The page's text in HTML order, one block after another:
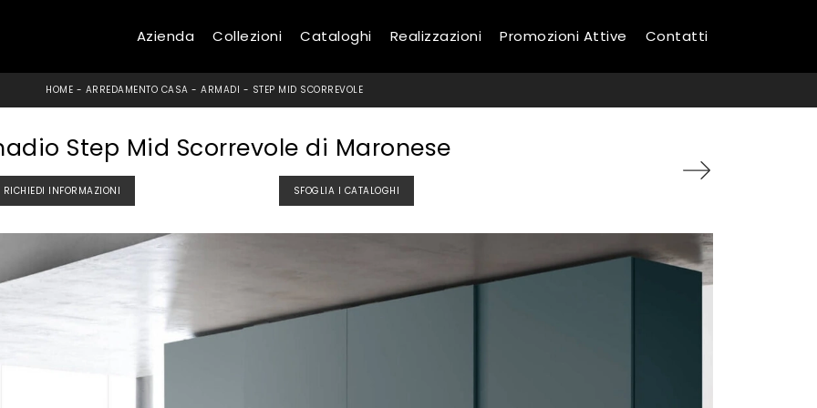
Azienda Collezioni Cataloghi Realizzazioni Promozioni Attive Contatti
HOME - ARREDAMENTO CASA - ARMADI - STEP MID SCORREVOLE
Step Mid Scorrevole di Maronese
RICHIEDI INFORMAZIONI SFOGLIA I CATALOGHI